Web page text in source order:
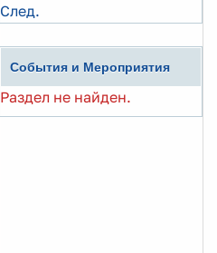
След.
События и Мероприятия
Раздел не найден.